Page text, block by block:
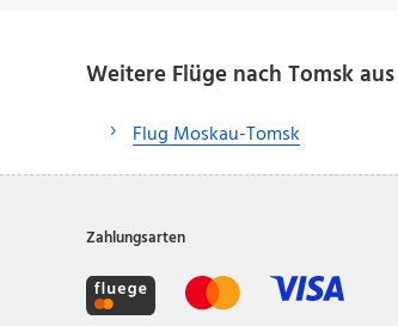
Weitere Flüge nach Tomsk
Flug Moskau-Tomsk